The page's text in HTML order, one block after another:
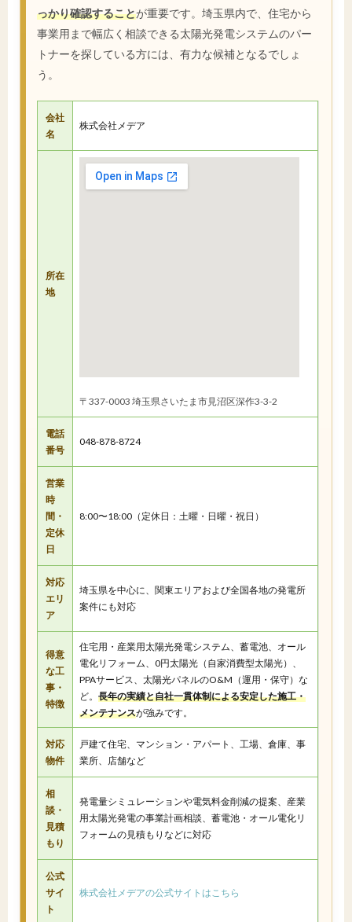
っかり確認することが重要です。埼玉県内で、住宅から
事業用まで幅広く相談できる太陽光発電システムのパー
トナーを探している方には、有力な候補となるでしょ
う。
会社
名
株式会社メデア
所在
地
〒337-0003 埼玉県さいたま市見沼区深作3-3-2
電話
番号
048-878-8724
営業
時
間・
定休
日
8:00〜18:00（定休日：土曜・日曜・祝日）
対応
エリ
ア
埼玉県を中心に、関東エリアおよび全国各地の発電所
案件にも対応
得意
な工
事・
特徴
住宅用・産業用太陽光発電システム、蓄電池、オール
電化リフォーム、0円太陽光（自家消費型太陽光）、
PPAサービス、太陽光パネルのO&M（運用・保守）な
ど。 長年の実績と自社一貫体制による安定した施工・
メンテナンスが強みです。
対応
物件
戸建て住宅、マンション・アパート、工場、倉庫、事
業所、店舗など
相
談・
見積
もり
発電量シミュレーションや電気料金削減の提案、産業
用太陽光発電の事業計画相談、蓄電池・オール電化リ
フォームの見積もりなどに対応
公式
サイ
ト
株式会社メデアの公式サイトはこちら